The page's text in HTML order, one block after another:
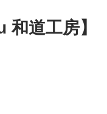
道工房】